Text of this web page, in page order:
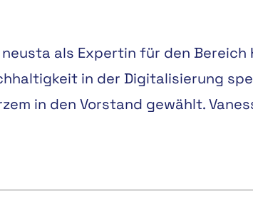
als Expertin für den
in der Digitalisierung
in den Vorstand gewählt.